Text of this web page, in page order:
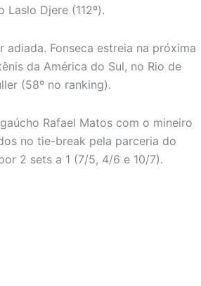
Djere (112º).
Fonseca estreia na próxima
da América do Sul, no Rio de
(58º no ranking).
Rafael Matos com o mineiro
no tie-break pela parceria do
2 sets a 1 (7/5, 4/6 e 10/7).